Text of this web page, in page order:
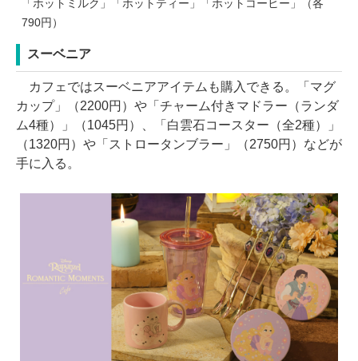
「ホットミルク」「ホットティー」「ホットコーヒー」（各
790円）
スーベニア
カフェではスーベニアアイテムも購入できる。「マグ
カップ」（2200円）や「チャーム付きマドラー（ランダ
ム4種）」（1045円）、「白雲石コースター（全2種）」
（1320円）や「ストロータンブラー」（2750円）などが
手に入る。